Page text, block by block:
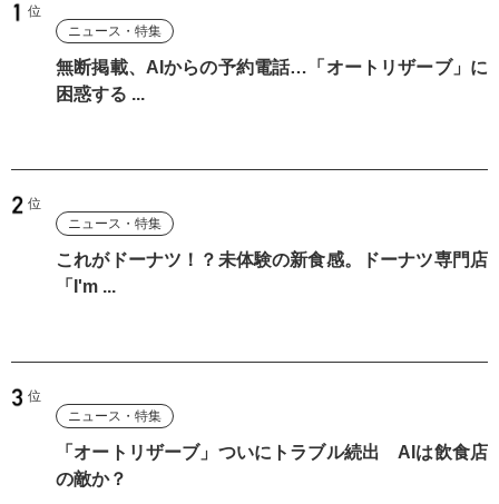
ニュース・特集
無断掲載、AIからの予約電話…「オートリザーブ」に
困惑する ...
ニュース・特集
これがドーナツ！？未体験の新食感。ドーナツ専門店
「I'm ...
ニュース・特集
「オートリザーブ」ついにトラブル続出 AIは飲食店
の敵か？